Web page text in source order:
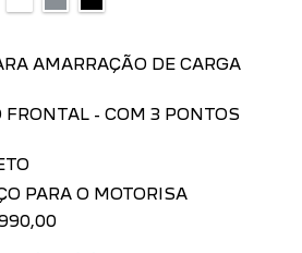
AMARRAÇÃO DE CARGA
FRONTAL - COM 3 PONTOS
PARA O MOTORISA